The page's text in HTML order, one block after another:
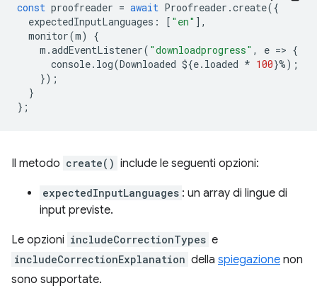
const proofreader = await Proofreader .create({
expectedInputLanguages : [ "en" ],
monitor(m)
{
m .addEventListener( "downloadprogress" , e => {
console. log(Downloaded ${e. loaded * 100}%);
});
}
};
Il metodo create() include le seguenti opzioni:
expectedInputLanguages : un array di lingue di
input previste.
Le opzioni includeCorrectionTypes e
includeCorrectionExplanation della spiegazione non
sono supportate.